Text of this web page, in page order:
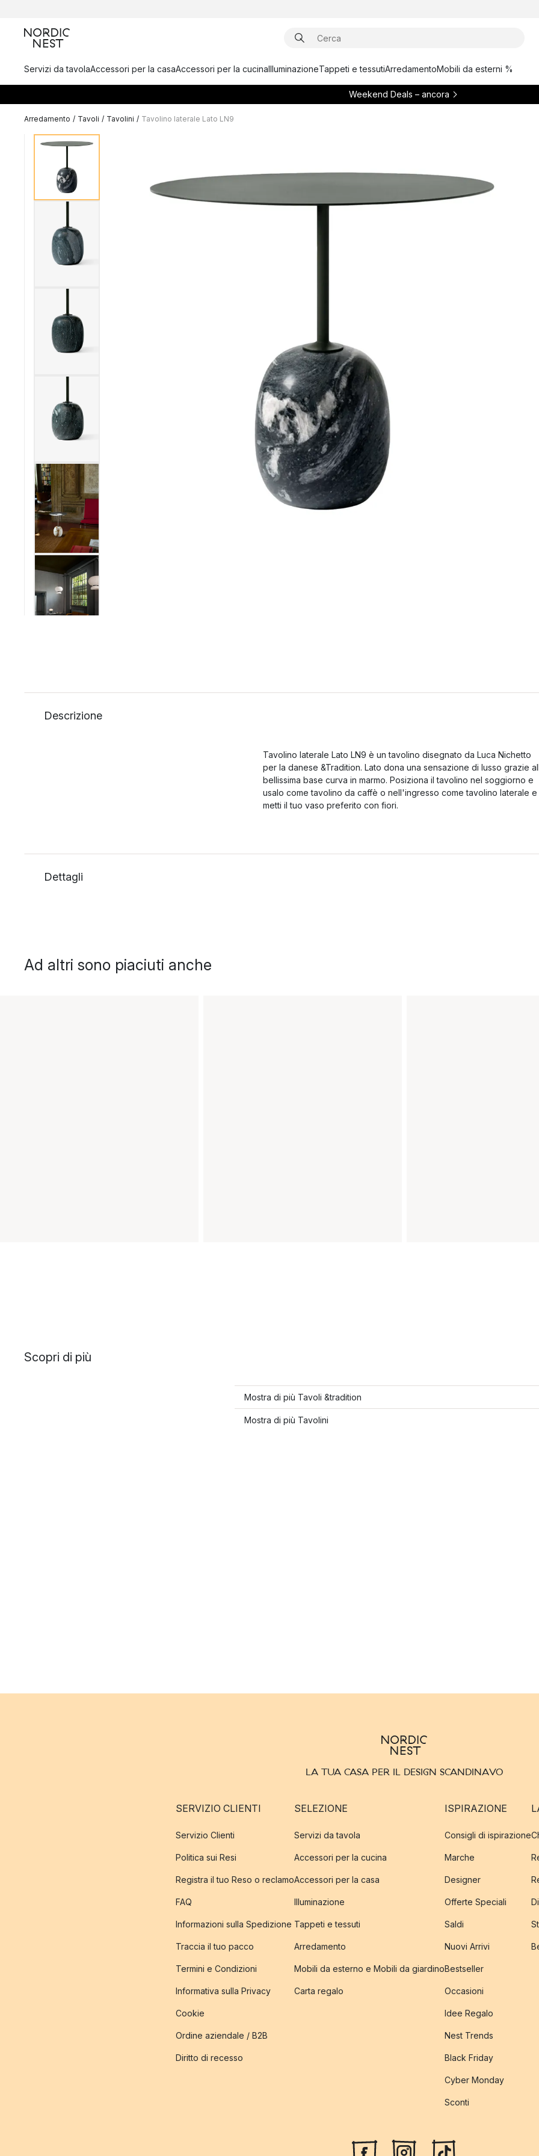
Servizi da tavolaAccessori per la casaAccessori per la cucinaIlluminazioneTappeti e tessutiArredamentoMobili da esterni %
Weekend Deals – ancora
Arredamento / Tavoli / Tavolini / Tavolino laterale Lato LN9
Descrizione
Tavolino laterale Lato LN9 è un tavolino disegnato da Luca Nichetto
per la danese &Tradition. Lato dona una sensazione di lusso grazie
bellissima base curva in marmo. Posiziona il tavolino nel soggiorno e
usalo come tavolino da caffè o nell'ingresso come tavolino laterale e
metti il tuo vaso preferito con fiori.
Dettagli
Ad altri sono piaciuti anche
Scopri di più
Mostra di più Tavoli &tradition
Mostra di più Tavolini
LA TUA CASA PER IL DESIGN SCANDINAVO
SERVIZIO CLIENTI
Servizio Clienti
Politica sui Resi
Registra il tuo Reso o reclamo
FAQ
Informazioni sulla Spedizione
Traccia il tuo pacco
Termini e Condizioni
Informativa sulla Privacy
Cookie
Ordine aziendale / B2B
Diritto di recesso
SELEZIONE
Servizi da tavola
Accessori per la cucina
Accessori per la casa
Illuminazione
Tappeti e tessuti
Arredamento
Mobili da esterno e Mobili da giardino
Carta regalo
ISPIRAZIONE
Consigli di ispirazione
Marche
Designer
Offerte Speciali
Saldi
Nuovi Arrivi
Bestseller
Occasioni
Idee Regalo
Nest Trends
Black Friday
Cyber Monday
Sconti